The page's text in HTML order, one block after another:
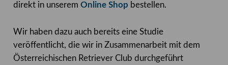
direkt in unseremOnline Shop bestellen.
Wir haben dazu auch bereits eine Studie
veröffentlicht, die wir in Zusammenarbeit mit dem
Österreichischen Retriever Club durchgeführt